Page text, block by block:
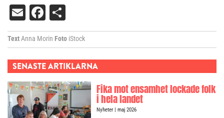
EmailFacebook
TextAnna Morin Foto iStock
SENASTE ARTIKLARNA
Fika mot ensamhet lockade folk
i hela landet
Nyheter| maj 2026